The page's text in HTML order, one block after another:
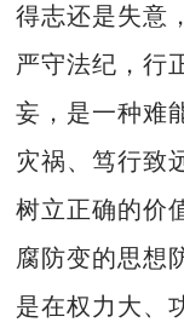
得志还是失意
严守法纪，行
妄，是一种难
灾祸、笃行致
树立正确的价
腐防变的思想
是在权力大、